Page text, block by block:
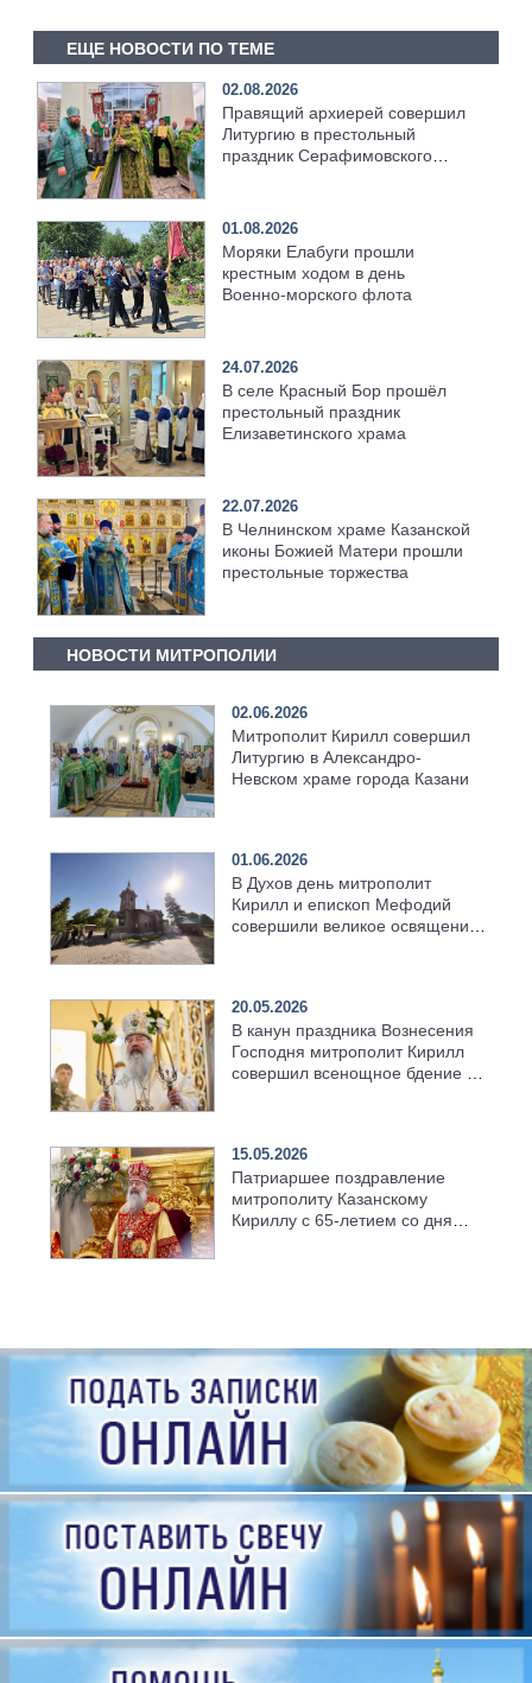
ЕЩЕ НОВОСТИ ПО ТЕМЕ
02.08.2026
Правящий архиерей совершил
Литургию в престольный
праздник Серафимовского
01.08.2026
Моряки Елабуги прошли
крестным ходом в день
Военно‑морского флота
24.07.2026
В селе Красный Бор прошёл
престольный праздник
Елизаветинского храма
22.07.2026
В Челнинском храме Казанской
иконы Божией Матери прошли
престольные торжества
НОВОСТИ МИТРОПОЛИИ
02.06.2026
Митрополит Кирилл совершил
Литургию в Александро-
Невском храме города Казани
01.06.2026
В Духов день митрополит
Кирилл и епископ Мефодий
совершили великое освящение
20.05.2026
В канун праздника Вознесения
Господня митрополит Кирилл
совершил всенощное бдение в
15.05.2026
Патриаршее поздравление
митрополиту Казанскому
Кириллу с 65-летием со дня